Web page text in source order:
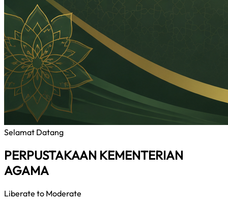
Selamat Datang
PERPUSTAKAAN KEMENTERIAN
AGAMA
Liberate to Moderate